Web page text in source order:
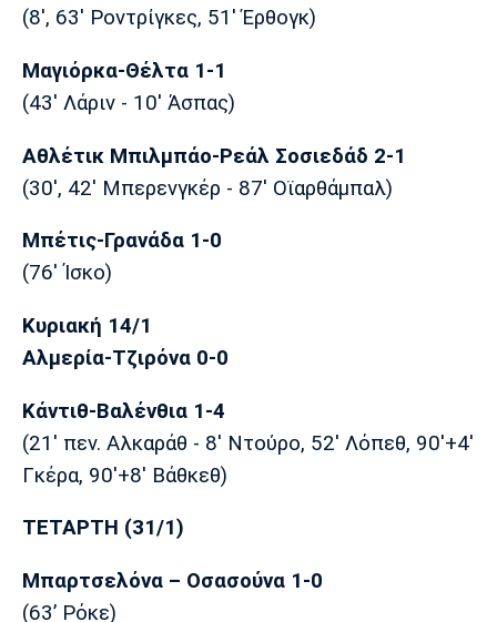
Μπορούσια
Ντόρτμουντ
Παρί Σεν
Ζερμέν
Αστέρας
(8', 63' Ροντρίγκες, 51' Έρθογκ)
Μαγιόρκα-Θέλτα 1-1
(43' Λάριν - 10' Άσπας)
Αθλέτικ Μπιλμπάο-Ρεάλ Σοσιεδάδ 2-1
(30', 42' Μπερενγκέρ - 87' Οϊαρθάμπαλ)
Μπέτις-Γρανάδα 1-0
(76' Ίσκο)
Κυριακή 14/1
Αλμερία-Τζιρόνα 0-0
Κάντιθ-Βαλένθια 1-4
(21' πεν. Αλκαράθ - 8' Ντούρο, 52' Λόπεθ, 90'+4'
Γκέρα, 90'+8' Βάθκεθ)
ΤΕΤΑΡΤΗ (31/1)
Μπαρτσελόνα – Οσασούνα 1-0
(63’ Ρόκε)